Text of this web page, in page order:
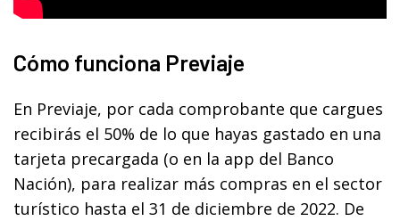
Cómo funciona Previaje
En Previaje, por cada comprobante que cargues
recibirás el 50% de lo que hayas gastado en una
tarjeta precargada (o en la app del Banco
Nación), para realizar más compras en el sector
turístico hasta el 31 de diciembre de 2022. De